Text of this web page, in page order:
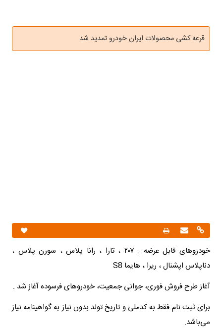
قرعه کشی محصولات ایران خودرو تمدید شد
خودروهای قابل عرضه : ۲۰۷ ، تارا ، رانا پلاس ، سورن پلاس ،
دناپلاس اپشنال ، ریرا ، هایما S8
آغاز طرح فروش فوری، جوانی جمعیت، خودروهای فرسوده آغاز شد .
برای ثبت نام فقط به کدملی و تاریخ تولد بدون نیاز به گواهینامه نیاز
می‌باشد.